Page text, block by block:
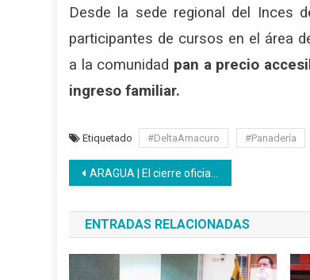
Desde la sede regional del Inces
participantes de cursos en el área
a la comunidad pan a precio
ingreso familiar.
Etiquetado #DeltaAmacuro #Panadería
Navegación
de
entradas
ARAGUA | El cierre oficial de año arrojó resultados de constancia y esfuerzo indetenible
ENTRADAS RELACIONADAS